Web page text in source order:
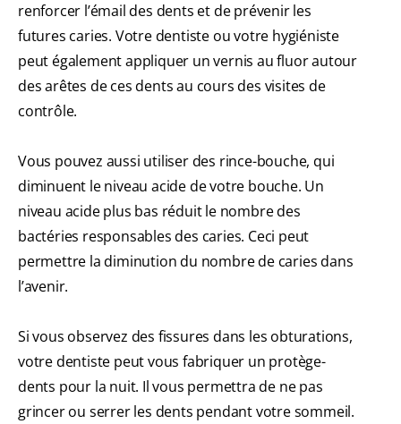
renforcer l’émail des dents et de prévenir les
futures caries. Votre dentiste ou votre hygiéniste
peut également appliquer un vernis au fluor autour
des arêtes de ces dents au cours des visites de
contrôle.
Vous pouvez aussi utiliser des rince-bouche, qui
diminuent le niveau acide de votre bouche. Un
niveau acide plus bas réduit le nombre des
bactéries responsables des caries. Ceci peut
permettre la diminution du nombre de caries dans
l’avenir.
Si vous observez des fissures dans les obturations,
votre dentiste peut vous fabriquer un protège-
dents pour la nuit. Il vous permettra de ne pas
grincer ou serrer les dents pendant votre sommeil.